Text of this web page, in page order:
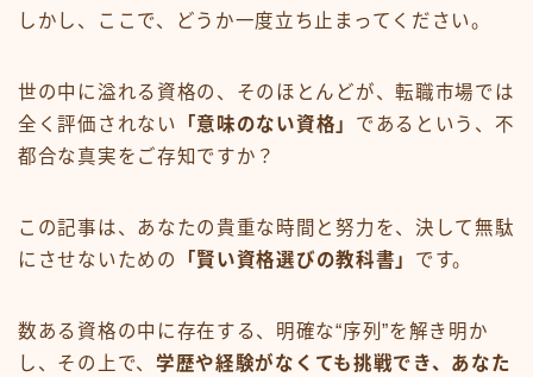
しかし、ここで、どうか一度立ち止まってください。
世の中に溢れる資格の、そのほとんどが、転職市場では
全く評価されない 「意味のない資格」 であるという、不
都合な真実をご存知ですか？
この記事は、あなたの貴重な時間と努力を、決して無駄
にさせないための
「賢い資格選びの教科書」 です。
数ある資格の中に存在する、明確な“序列”を解き明か
し、その上で、 学歴や経験がなくても挑戦でき、あなた